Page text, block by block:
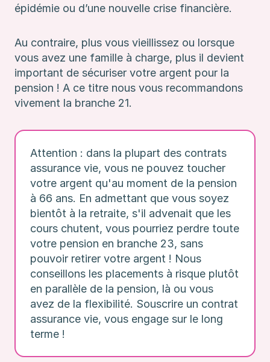
épidémie ou d’une nouvelle crise financière.
Au contraire, plus vous vieillissez ou lorsque
vous avez une famille à charge, plus il devient
important de sécuriser votre argent pour la
pension ! A ce titre nous vous recommandons
vivement la branche 21.
Attention : dans la plupart des contrats
assurance vie, vous ne pouvez toucher
votre argent qu'au moment de la pension
à 66 ans. En admettant que vous soyez
bientôt à la retraite, s'il advenait que les
cours chutent, vous pourriez perdre toute
votre pension en branche 23, sans
pouvoir retirer votre argent ! Nous
conseillons les placements à risque plutôt
en parallèle de la pension, là ou vous
avez de la flexibilité. Souscrire un contrat
assurance vie, vous engage sur le long
terme !